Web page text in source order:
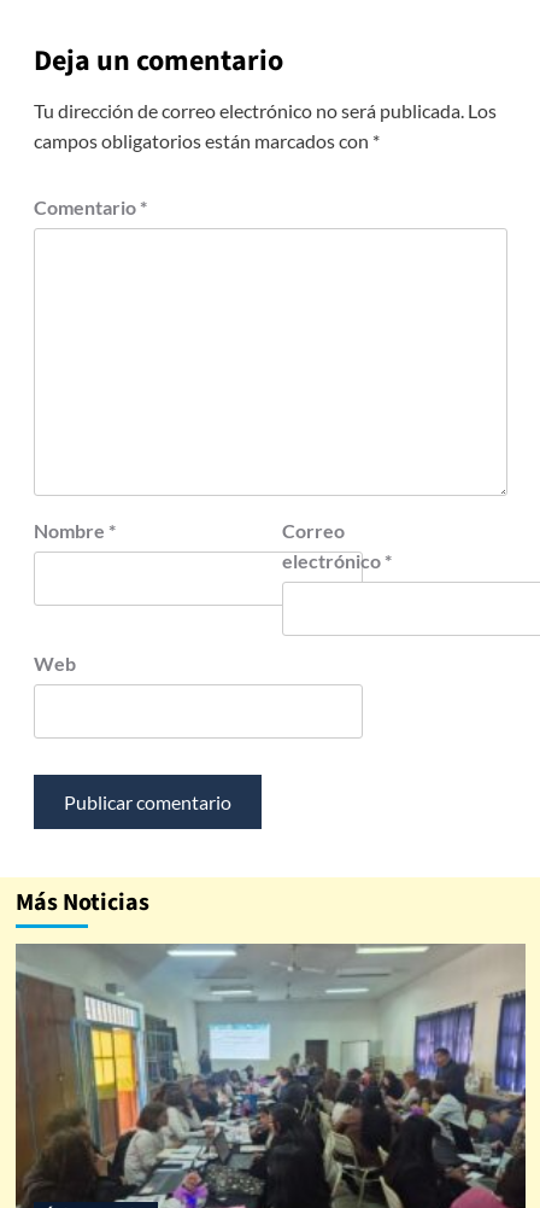
Deja un comentario
Tu dirección de correo electrónico no será publicada. Los
campos obligatorios están marcados con *
Comentario *
Nombre *
Correo
electrónico *
Web
Más Noticias